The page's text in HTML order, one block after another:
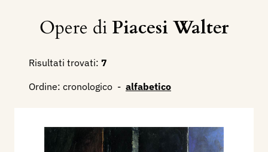
Opere diPiacesi Walter
Risultati trovati: 7
Ordine: cronologico - alfabetico